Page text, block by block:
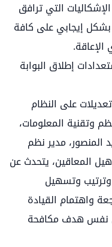
التي ترافق
إيجابي على كافة
إطلاق البوابة
على النظام
وتقنية المعلومات،
المنصور، مدير نظم
المعاقين، يتحدث عن
وتسهيل
واهتمام القيادة
نفس هدف مكافحة